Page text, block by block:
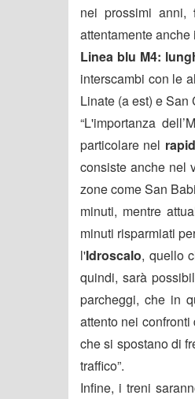
nei prossimi anni,
attentamente
Linea blu M4:
interscambi con le
Linate (a est) e San
“L'importanza
particolare nel
consiste anche nel
zone come San
minuti, mentre
minuti risparmiati
l'Idroscalo, quello
quindi, sarà
parcheggi, che in
attento nei
che si spostano di
traffico”.
Infine, i treni